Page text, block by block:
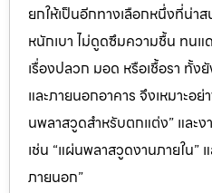
ยกให้เป็นอีกทางเลือกหนึ่งที่น่
หนักเบา ไม่ดูดซึมความชื้น ทน
เรื่องปลวก มอด หรือเชื้อรา ทั้ง
และภายนอกอาคาร จึงเหมาะอ
นพลาสวูดสำหรับตกแต่ง” และง
เช่น “แผ่นพลาสวูดงานภายใน”
ภายนอก”